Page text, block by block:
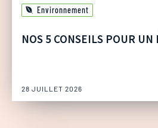
Environnement
NOS 5 CONSEILS POUR UN
28 JUILLET 2026